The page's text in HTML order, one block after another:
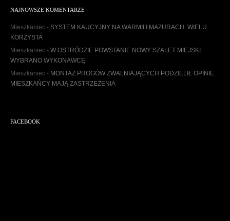
w
u
NAJNOWSZE KOMENTARZE
Mieszkaniec - SYSTEM KAUCYJNY NA WARMII I MAZURACH. WIELU
KORZYSTA
Mieszkaniec - W OSTRÓDZIE POWSTANIE NOWY SZALET MIEJSKI.
WYBRANO WYKONAWCĘ
Mieszkaniec - MONTAŻ PROGÓW ZWALNIAJĄCYCH PODZIELIŁ OPINIE.
MIESZKAŃCY MAJĄ ZASTRZEŻENIA
FACEBOOK